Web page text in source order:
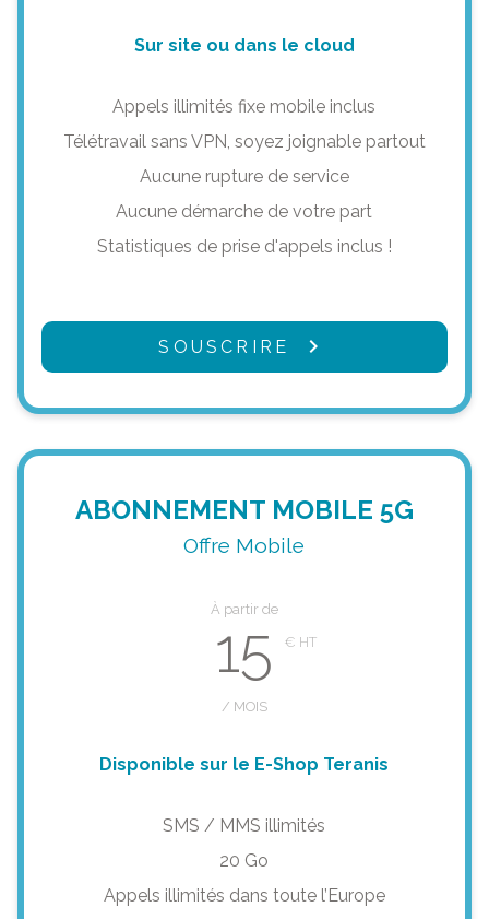
Sur site ou dans le cloud
Appels illimités fixe mobile inclus
Télétravail sans VPN, soyez joignable partout
Aucune rupture de service
Aucune démarche de votre part
Statistiques de prise d'appels inclus !
SOUSCRIRE
ABONNEMENT MOBILE 5G
Offre Mobile
À partir de
15
/ MOIS
Disponible sur le E-Shop Teranis
SMS / MMS illimités
20 Go
Appels illimités dans toute l’Europe